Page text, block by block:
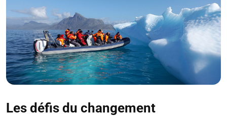
Les défis du changement